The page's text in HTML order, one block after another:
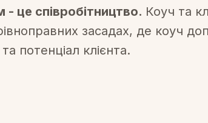
це співробітництво. Коуч та
засадах, де коуч
потенціал клієнта.